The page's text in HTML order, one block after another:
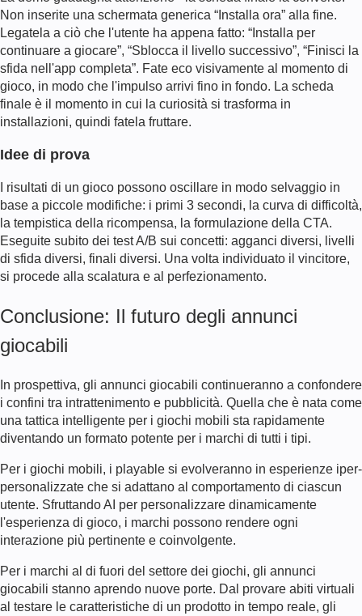
Non inserite una schermata generica “Installa ora” alla fine.
Legatela a ciò che l'utente ha appena fatto: “Installa per
continuare a giocare”, “Sblocca il livello successivo”, “Finisci la
sfida nell'app completa”. Fate eco visivamente al momento di
gioco, in modo che l'impulso arrivi fino in fondo. La scheda
finale è il momento in cui la curiosità si trasforma in
installazioni, quindi fatela fruttare.
Idee di prova
I risultati di un gioco possono oscillare in modo selvaggio in
base a piccole modifiche: i primi 3 secondi, la curva di difficoltà,
la tempistica della ricompensa, la formulazione della CTA.
Eseguite subito dei test A/B sui concetti: agganci diversi, livelli
di sfida diversi, finali diversi. Una volta individuato il vincitore,
si procede alla scalatura e al perfezionamento.
Conclusione: Il futuro degli annunci
giocabili
In prospettiva, gli annunci giocabili continueranno a confondere
i confini tra intrattenimento e pubblicità. Quella che è nata come
una tattica intelligente per i giochi mobili sta rapidamente
diventando un formato potente per i marchi di tutti i tipi.
Per i giochi mobili, i playable si evolveranno in esperienze iper-
personalizzate che si adattano al comportamento di ciascun
utente. Sfruttando AI per personalizzare dinamicamente
l'esperienza di gioco, i marchi possono rendere ogni
interazione più pertinente e coinvolgente.
Per i marchi al di fuori del settore dei giochi, gli annunci
giocabili stanno aprendo nuove porte. Dal provare abiti virtuali
al testare le caratteristiche di un prodotto in tempo reale, gli